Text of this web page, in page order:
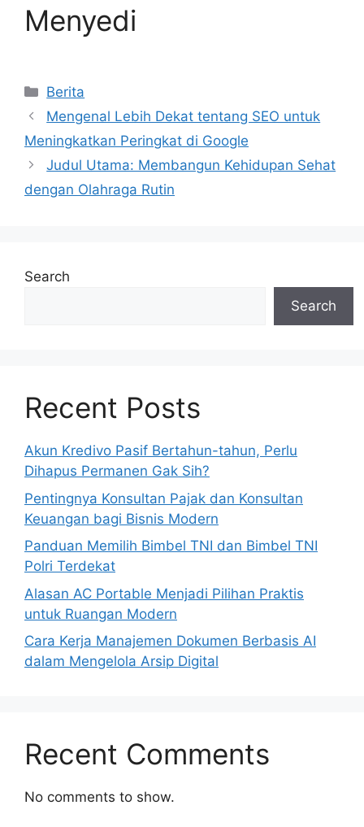
Menyedi
Categories
Berita
Mengenal Lebih Dekat tentang SEO untuk
Meningkatkan Peringkat di Google
Judul Utama: Membangun Kehidupan Sehat
dengan Olahraga Rutin
Search
Search
Recent Posts
Akun Kredivo Pasif Bertahun-tahun, Perlu
Dihapus Permanen Gak Sih?
Pentingnya Konsultan Pajak dan Konsultan
Keuangan bagi Bisnis Modern
Panduan Memilih Bimbel TNI dan Bimbel TNI
Polri Terdekat
Alasan AC Portable Menjadi Pilihan Praktis
untuk Ruangan Modern
Cara Kerja Manajemen Dokumen Berbasis AI
dalam Mengelola Arsip Digital
Recent Comments
No comments to show.